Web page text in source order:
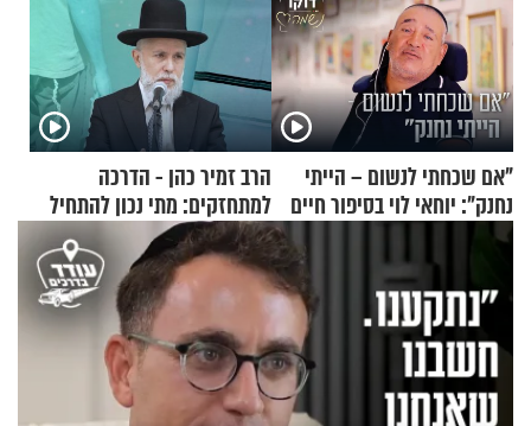
"אם שכחתי לנשום – הייתי
נחנק": יוחאי לוי בסיפור חיים
מעורר השראה
הרב זמיר כהן - הדרכה
למתחזקים: מתי נכון להתחיל
עם לבישת הציצית?